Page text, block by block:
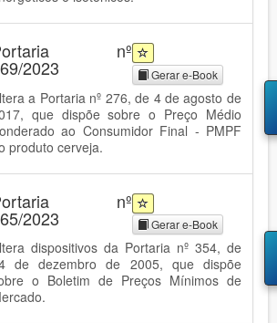
nº
2023 Gerar e-Book
a Portaria nº 276, de 4 de agosto de
que dispõe sobre o Preço Médio
ao Consumidor Final - PMPF
produto cerveja.
nº
2023 Gerar e-Book
dispositivos da Portaria nº 354, de
de dezembro de 2005, que dispõe
o Boletim de Preços Mínimos de